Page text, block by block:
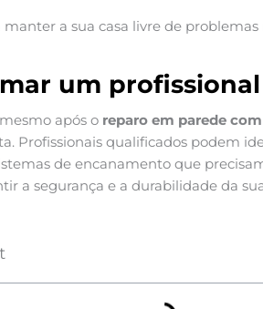
manter a sua casa livre de
um profissional
após o reparo em parede
Profissionais qualificados podem
de encanamento que
a segurança e a durabilidade da